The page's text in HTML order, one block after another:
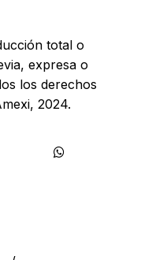
total o
expresa o
los derechos
2024.